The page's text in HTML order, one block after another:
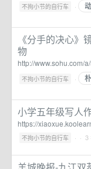
不拘小节的自行车 ·
《分手的决心》
物
http://www.sohu.com/
不拘小节的自行车 ·
小学五年级写人
https://
不拘小节的自行车 · · 3